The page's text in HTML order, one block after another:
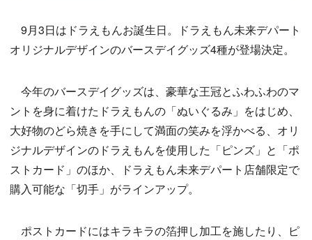
9月3日はドラえもんお誕生日。ドラえもん未来デパート
オリジナルデザインのバースデイグッズ4種が登場決定。
今年のバースデイグッズは、豪華な王冠とふわふわのマ
ントを身に着けたドラえもんの「ぬいぐるみ」をはじめ、
大好物のどら焼きを手にして満面の笑みを浮かべる、オリ
ジナルデザインのドラえもんを使用した「ピンズ」と「ポ
ストカード」のほか、ドラえもん未来デパート店舗限定で
購入可能な「切手」がラインアップ。
ポストカードにはキラキラの箔押し加工を施したり、ピ